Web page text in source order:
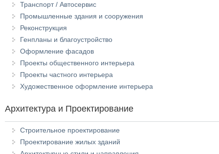
Транспорт / Автосервис
Промышленные здания и сооружения
Реконструкция
Генпланы и благоустройство
Оформление фасадов
Проекты общественного интерьера
Проекты частного интерьера
Художественное оформление интерьера
Архитектура и Проектирование
Строительное проектирование
Проектирование жилых зданий